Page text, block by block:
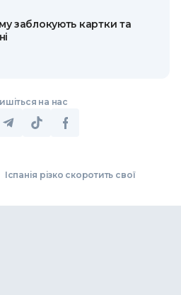
заблокують картки та
на нас
Іспанія різко скоротить свої